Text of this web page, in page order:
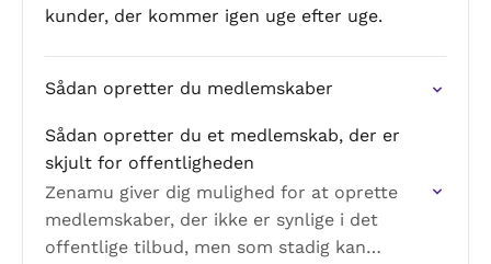
kunder, der kommer igen uge efter uge.
Sådan opretter du medlemskaber
Sådan opretter du et medlemskab, der er
skjult for offentligheden
Zenamu giver dig mulighed for at oprette
medlemskaber, der ikke er synlige i det
offentlige tilbud, men som stadig kan